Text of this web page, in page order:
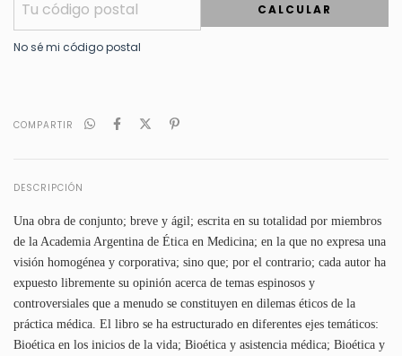
CALCULAR
No sé mi código postal
COMPARTIR
DESCRIPCIÓN
Una obra de conjunto; breve y ágil; escrita en su totalidad por miembros
de la Academia Argentina de Ética en Medicina; en la que no expresa una
visión homogénea y corporativa; sino que; por el contrario; cada autor ha
expuesto libremente su opinión acerca de temas espinosos y
controversiales que a menudo se constituyen en dilemas éticos de la
práctica médica. El libro se ha estructurado en diferentes ejes temáticos:
Bioética en los inicios de la vida; Bioética y asistencia médica; Bioética y